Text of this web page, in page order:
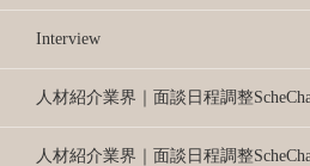
Interview
人材紹介業界｜面談日程調整
人材紹介業界｜面談日程調整